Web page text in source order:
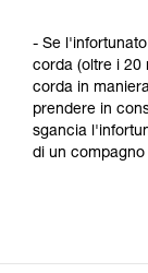
- Se
corda (oltre i 20
corda in
prendere in
sgancia
di un